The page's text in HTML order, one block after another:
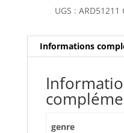
UGS :ARD51211
Informations
genre